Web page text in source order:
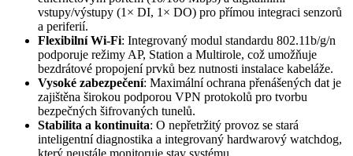
vstupy/výstupy (1× DI, 1× DO) pro přímou integraci senzorů
a periferií.
FlexibilníWi-Fi: Integrovaný modul standardu 802.11b/g/n
podporuje režimy AP, Station a Multirole, což umožňuje
bezdrátové propojení prvků bez nutnosti instalace kabeláže.
Vysoké zabezpečení: Maximální ochrana přenášených dat je
zajištěna širokou podporou VPN protokolů pro tvorbu
bezpečných šifrovaných tunelů.
Stabilita a kontinuita: O nepřetržitý provoz se stará
inteligentní diagnostika a integrovaný hardwarový watchdog,
který neustále monitoruje stav systému.